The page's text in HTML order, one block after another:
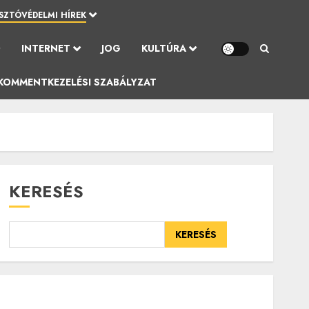
HÍREK
INTERNET JOG KULTÚRA
SZABÁLYZAT
KERESÉS
KERESÉS